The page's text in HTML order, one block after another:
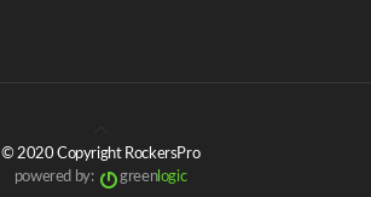
© 2020 Copyright RockersPro
powered by:
greenlogic